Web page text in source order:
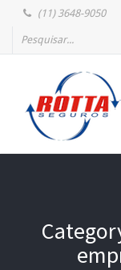
(11) 3648-9050